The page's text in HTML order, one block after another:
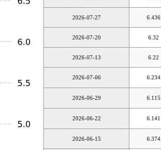
2026-07-27 6.436
2026-07-20 6.32
2026-07-13 6.22
2026-07-06 6.234
2026-06-29 6.115
2026-06-22 6.141
2026-06-15 6.374